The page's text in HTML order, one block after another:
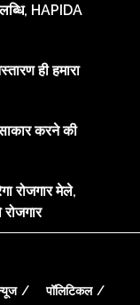
HAPIDA
ही हमारा
करने की
रोजगार मेले,
पॉलिटिकल